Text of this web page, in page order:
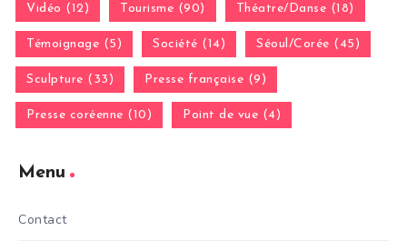
Vidéo (12) Tourisme (90) Théatre/Danse (18)
Témoignage (5) Société (14) Séoul/Corée (45)
Sculpture (33) Presse française (9)
Presse coréenne (10) Point de vue (4)
Menu
Contact